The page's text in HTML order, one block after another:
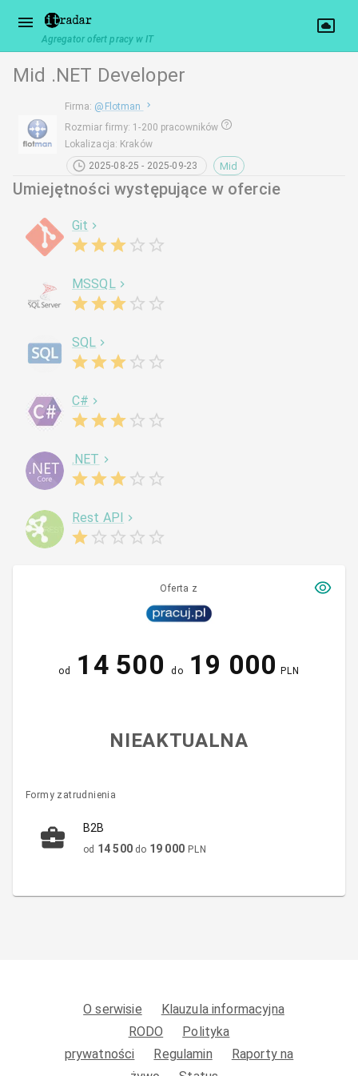
Agregator ofert pracy w IT
Mid .NET Developer
Firma: @ Flotman
Rozmiar firmy: 1-200 pracowników
Lokalizacja: Kraków
2025-08-25 - 2025-09-23
Mid
Umiejętności występujące w ofercie
Git
MSSQL
SQL
C#
.NET
Rest API
Oferta z
od 14 500 do 19 000 PLN
NIEAKTUALNA
Formy zatrudnienia
B2B
od 14 500 do 19 000 PLN
O serwisie
Klauzula informacyjna
RODO
Polityka
prywatności
Regulamin
Raporty na